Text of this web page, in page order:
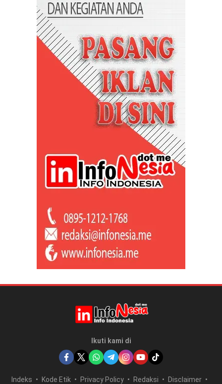
Ikuti kami di
Indeks Kode Etik Privacy Policy Redaksi Disclaimer